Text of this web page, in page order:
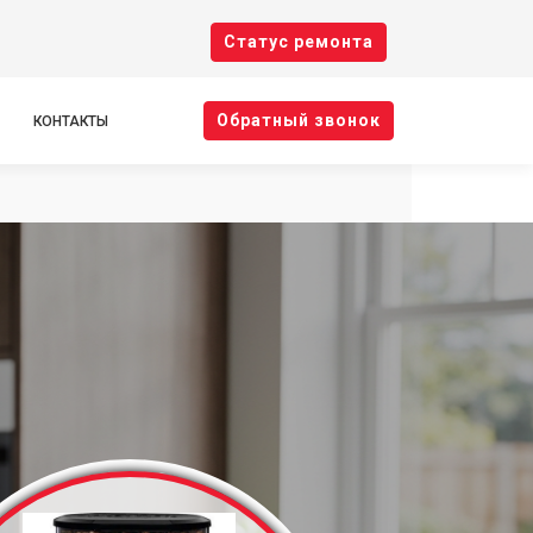
Cтатус ремонта
КОНТАКТЫ Oбратный звонок